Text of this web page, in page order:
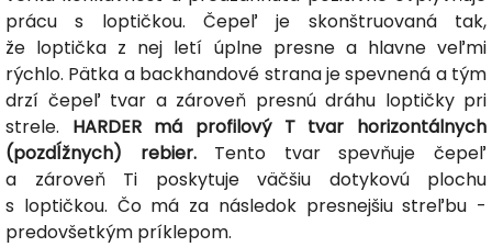
prácu s loptičkou. Čepeľ je skonštruovaná tak,
že loptička z nej letí úplne presne a hlavne veľmi
rýchlo. Pätka a backhandové strana je spevnená a tým
drzí čepeľ tvar a zároveň presnú dráhu loptičky pri
strele. HARDER má profilový T tvar horizontálnych
(pozdĺžnych) rebier.Tento tvar spevňuje čepeľ
a zároveň Ti poskytuje väčšiu dotykovú plochu
s loptičkou. Čo má za následok presnejšiu streľbu -
predovšetkým príklepom.